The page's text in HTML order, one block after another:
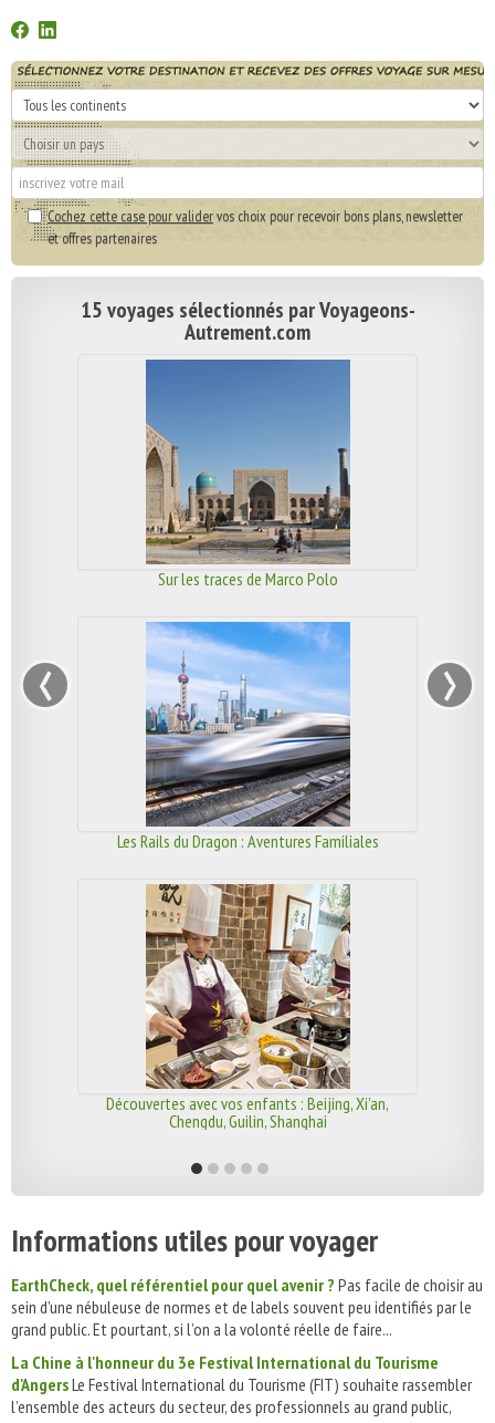
Cochez cette case pour validervos choix pour recevoir bons plans, newsletter
et offres partenaires
15 voyages sélectionnés par Voyageons-
Autrement.com
Sur les traces de Marco Polo
Les Rails du Dragon : Aventures Familiales
Découvertes avec vos enfants : Beijing, Xi'an,
Chengdu, Guilin, Shanghai
‹ ›
Informations utiles pour voyager
EarthCheck, quel référentiel pour quel avenir ? Pas facile de choisir au
sein d’une nébuleuse de normes et de labels souvent peu identifiés par le
grand public. Et pourtant, si l’on a la volonté réelle de faire...
La Chine à l'honneur du 3e Festival International du Tourisme
d'AngersLe Festival International du Tourisme (FIT) souhaite rassembler
l’ensemble des acteurs du secteur, des professionnels au grand public,